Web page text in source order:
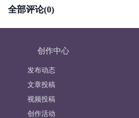
全部评论(0)
创作中心
发布动态
文章投稿
视频投稿
创作活动